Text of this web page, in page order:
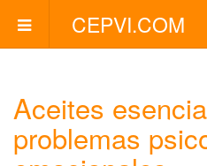
CEPVI.COM
Aceites
problemas